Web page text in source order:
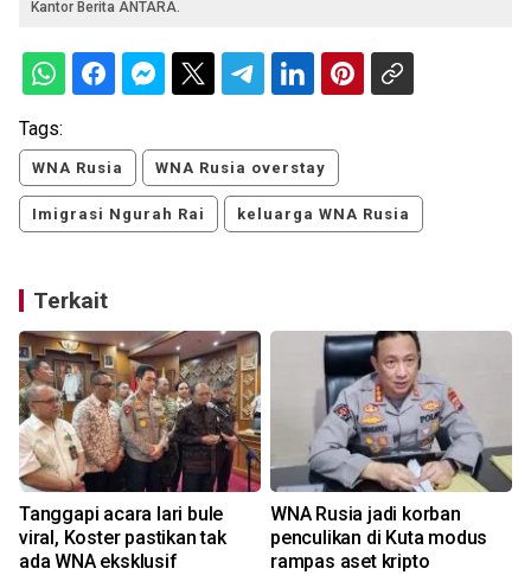
Kantor Berita ANTARA.
Tags:
WNA Rusia WNA Rusia overstay
Imigrasi Ngurah Rai keluarga WNA Rusia
Terkait
Tanggapi acara lari bule
viral, Koster pastikan tak
ada WNA eksklusif
WNA Rusia jadi korban
penculikan di Kuta modus
rampas aset kripto